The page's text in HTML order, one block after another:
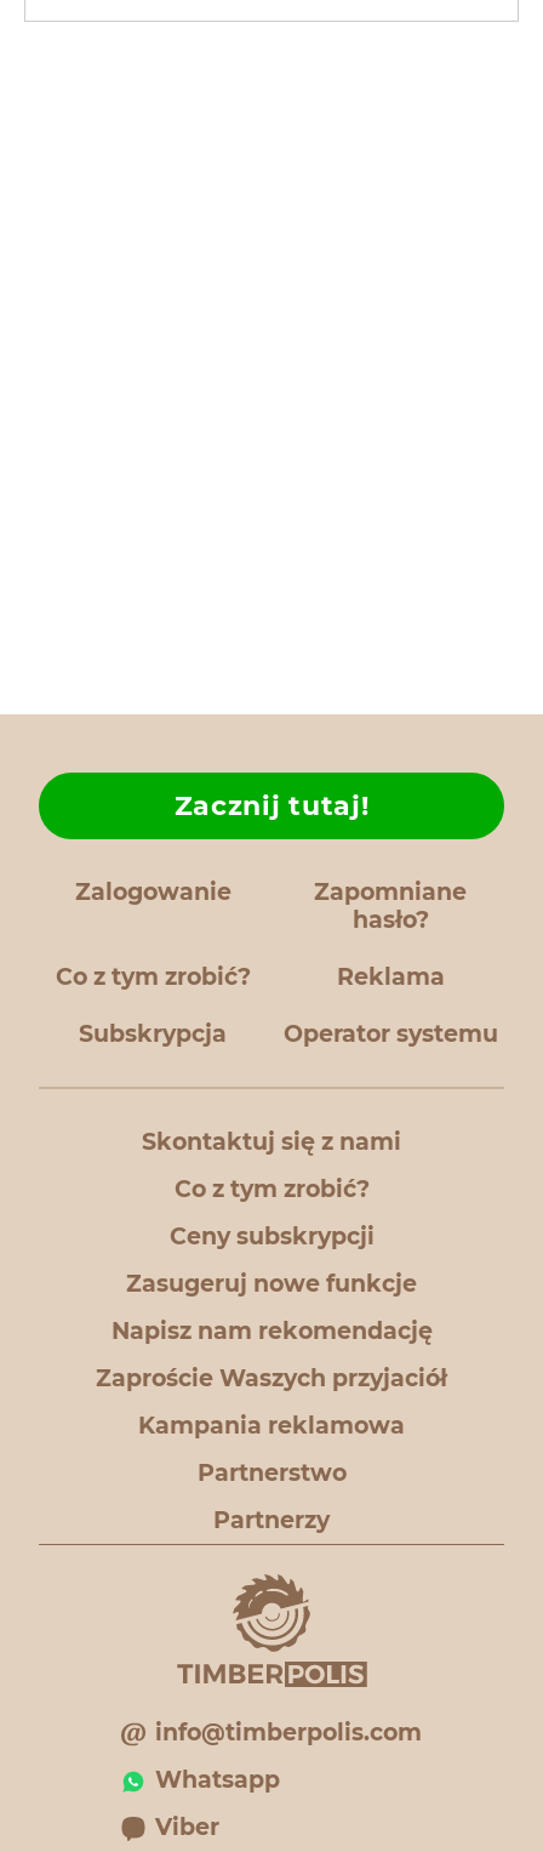
Zalogowanie
Zapomniane
hasło?
Co z tym zrobić?
Zacznij tutaj!
Reklama
Subskrypcja Operator systemu
Skontaktuj się z nami
Co z tym zrobić?
Ceny subskrypcji
Zasugeruj nowe funkcje
Napisz nam rekomendację
Zaproście Waszych przyjaciół
Kampania reklamowa
Partnerstwo
Partnerzy
info@timberpolis.com
Whatsapp
Viber